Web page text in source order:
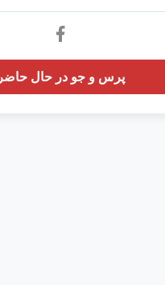
پرس و جو در حال حاضر